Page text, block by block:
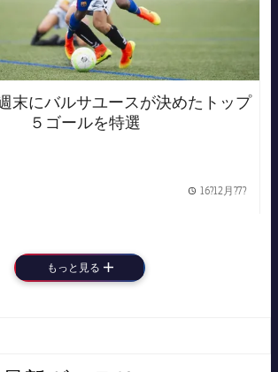
末にバルサユースが決めたトップ
５ゴールを特選
16?12月?7?
もっと見る LABEL.ARIA.PLUS